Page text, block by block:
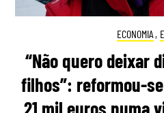
ECONOMIA ,
“Não quero deixar
filhos”: reformou-
21 mil euros numa